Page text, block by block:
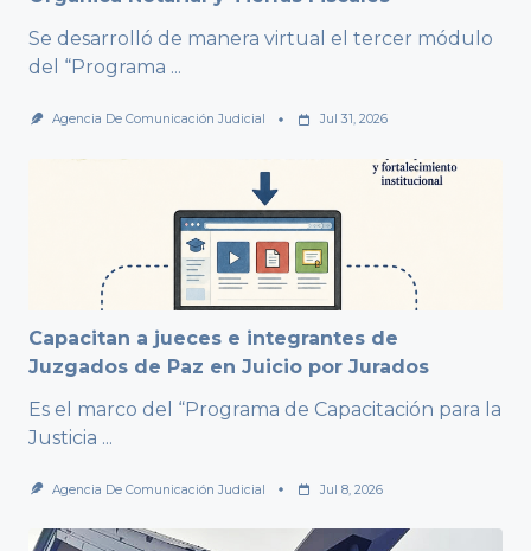
Se desarrolló de manera virtual el tercer módulo
del “Programa ...
Agencia De Comunicación Judicial Jul 31, 2026
Capacitan a jueces e integrantes de
Juzgados de Paz en Juicio por Jurados
Es el marco del “Programa de Capacitación para la
Justicia ...
Agencia De Comunicación Judicial Jul 8, 2026